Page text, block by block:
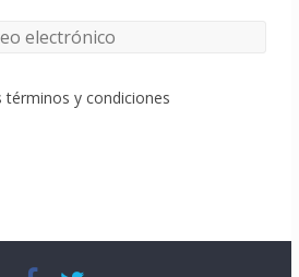
términos y condiciones